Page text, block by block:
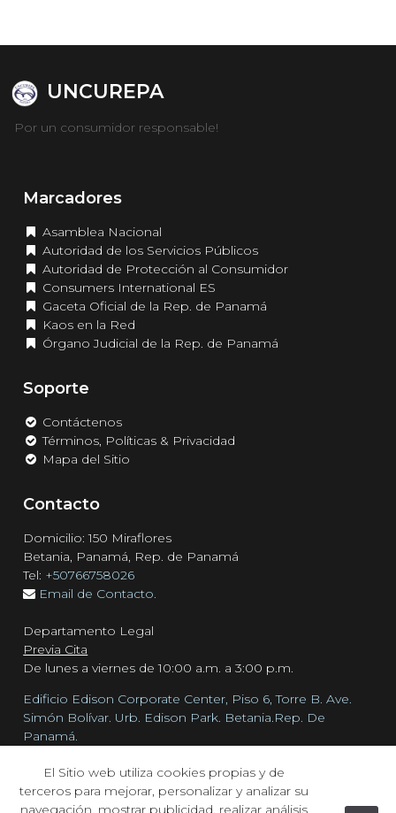
UNCUREPA
Por un consumidor responsable!
Marcadores
Asamblea Nacional
Autoridad de los Servicios Públicos
Autoridad de Protección al Consumidor
Consumers International ES
Gaceta Oficial de la Rep. de Panamá
Kaos en la Red
Órgano Judicial de la Rep. de Panamá
Soporte
Contáctenos
Términos, Políticas & Privacidad
Mapa del Sitio
Contacto
Domicilio: 150 Miraflores
Betania, Panamá, Rep. de Panamá
Tel: +50766758026
Email de Contacto.
Departamento Legal
Previa Cita
De lunes a viernes de 10:00 a.m. a 3:00 p.m.
Edificio Edison Corporate Center, Piso 6, Torre B. Ave.
Simón Bolívar. Urb. Edison Park. Betania.Rep. De
Panamá.
Tel:+50766758026
Email de Reclamos.
El Sitio web utiliza cookies propias y de
terceros para mejorar, personalizar y analizar su
navegación, mostrar publicidad, realizar análisis